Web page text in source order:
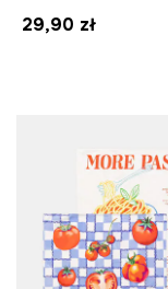
29,90 zł